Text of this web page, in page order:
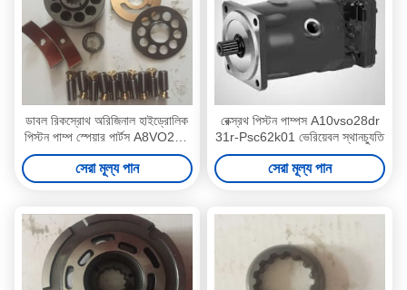
ডাবল রিকস্রোথ অরিজিনাল হাইড্রোলিক
পিস্টন পাম্প স্পেয়ার পার্টস A8VO200
A8VO140
সেরা মূল্য পান
রেক্স্রথ পিস্টন পাম্পস A10vso28dr
31r-Psc62k01 ভেরিয়েবল স্থানচ্যুতি
সেরা মূল্য পান